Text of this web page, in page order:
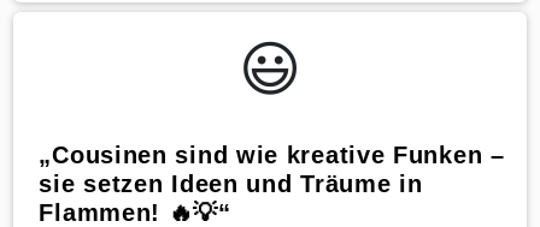
😃️
„Cousinen sind wie kreative Funken –
sie setzen Ideen und Träume in
Flammen! 🔥💡“